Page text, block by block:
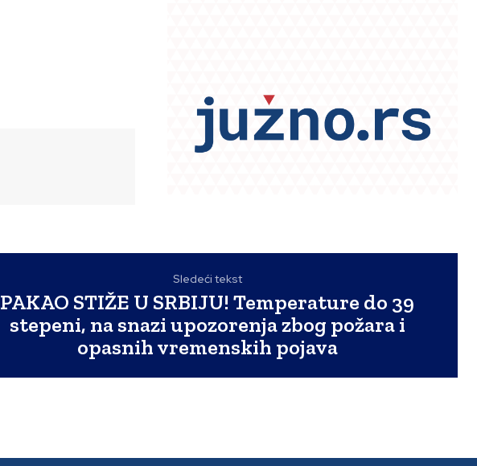
Sledeći tekst
PAKAO STIŽE U SRBIJU! Temperature do 39
stepeni, na snazi upozorenja zbog požara i
opasnih vremenskih pojava